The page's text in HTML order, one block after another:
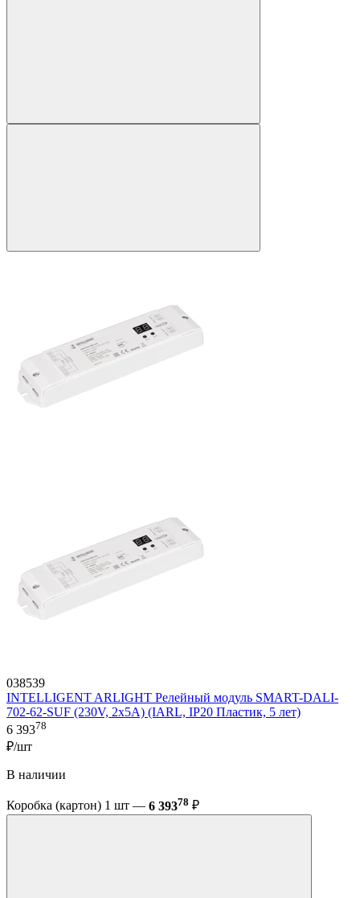
038539
INTELLIGENT ARLIGHT Релейный модуль SMART-DALI-
702-62-SUF (230V, 2x5A) (IARL, IP20 Пластик, 5 лет)
6 39378
₽/шт
В наличии
Коробка (картон) 1 шт — 6 39378 ₽